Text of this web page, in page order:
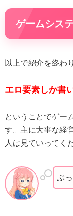
ゲームシス
以上で紹介を終わ
エロ要素しか書
ということでゲー
す。主に大事な経
人は見ていってく
ぶ